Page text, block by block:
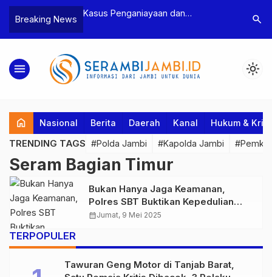
Breaking News
Bea Cukai
Pelaku beserta
dan 146 Gram
Kasus Penganiayaan dan
Tebo Tetapkan Dua Tersangka
Polres
Dua
search
menu light_mode
home Nasional Berita Daerah Kanal Hukum &
TRENDING TAGS #Polda Jambi #Kapolda Jambi
Seram Bagian Timur
Bukan Hanya Jaga Keamanan,
Polres SBT Buktikan Kepedulian
dengan Bersihkan Masjid Sambut
calendar_monthJumat, 9 Mei 2025
TERPOPULER
Tawuran Geng Motor di Tanjab Barat,